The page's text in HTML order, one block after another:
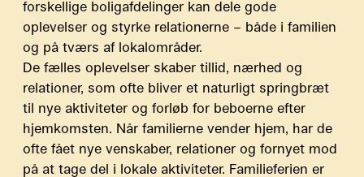
forskellige boligafdelinger kan dele gode
oplevelser og styrke relationerne – både i familien
og på tværs af lokalområder.
De fælles oplevelser skaber tillid, nærhed og
relationer, som ofte bliver et naturligt springbræt
til nye aktiviteter og forløb for beboerne efter
hjemkomsten. Når familierne vender hjem, har de
ofte fået nye venskaber, relationer og fornyet mod
på at tage del i lokale aktiviteter. Familieferien er